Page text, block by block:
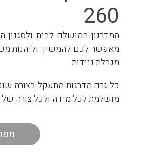
260
מאפשר לכם להמשיך וליהנות
מגבלת ניידות.
כל גרם מדרגות מתעקל בצורה
מושלמת לכל מידה ולכל צורה של
המסילה מתעקלת בהתאם
פינה ועיקול, והעיצוב
של המסילה משאיר מספיק